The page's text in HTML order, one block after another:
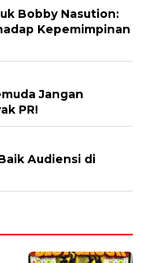
Bobby Nasution:
Kepemimpinan
Jangan
PR!
Audiensi di